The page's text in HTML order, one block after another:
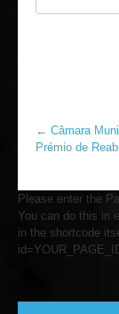
← Câmara
Prémio de
Please enter the
You can do this in
in the shortcode